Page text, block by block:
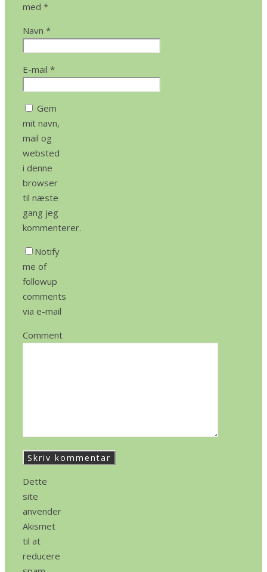
med *
Navn *
E-mail *
Gem
mit navn,
mail og
websted
i denne
browser
til næste
gang jeg
kommenterer.
Notify
me of
followup
comments
via e-mail
Comment
Dette
site
anvender
Akismet
til at
reducere